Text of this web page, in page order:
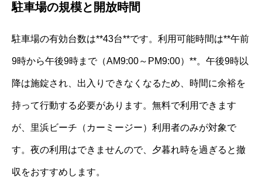
駐車場の規模と開放時間
駐車場の有効台数は**43台**です。利用可能時間は**午前
9時から午後9時まで（AM9:00～PM9:00）**。午後9時以
降は施錠され、出入りできなくなるため、時間に余裕を
持って行動する必要があります。無料で利用できます
が、里浜ビーチ（カーミージー）利用者のみが対象で
す。夜の利用はできませんので、夕暮れ時を過ぎると撤
収をおすすめします。